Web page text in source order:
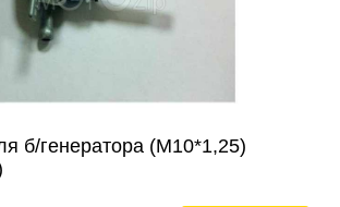
б/генератора (М10*1,25)